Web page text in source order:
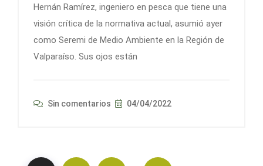
Hernán Ramírez, ingeniero en pesca que tiene una
visión crítica de la normativa actual, asumió ayer
como Seremi de Medio Ambiente en la Región de
Valparaíso. Sus ojos están
Sin comentarios 04/04/2022